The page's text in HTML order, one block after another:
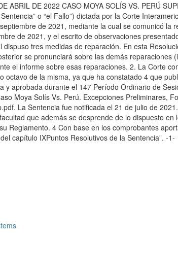
ABRIL DE 2022 CASO MOYA SOLÍS VS. PERÚ
o “el Fallo”) dictada por la Corte
de 2021, mediante la cual se comunicó
de 2021, y el escrito de observaciones
tres medidas de reparación. En esta
se pronunciará sobre las demás
el informe sobre esas reparaciones. 2. La Corte
de la misma, ya que ha constatado 4 que
aprobada durante el 147 Período Ordinario de
Moya Solís Vs. Perú. Excepciones Preliminares,
La Sentencia fue notificada el 21 de julio de
que además se desprende de lo dispuesto
Reglamento. 4 Con base en los comprobantes
capítulo IXPuntos Resolutivos de la Sentencia”. -1-